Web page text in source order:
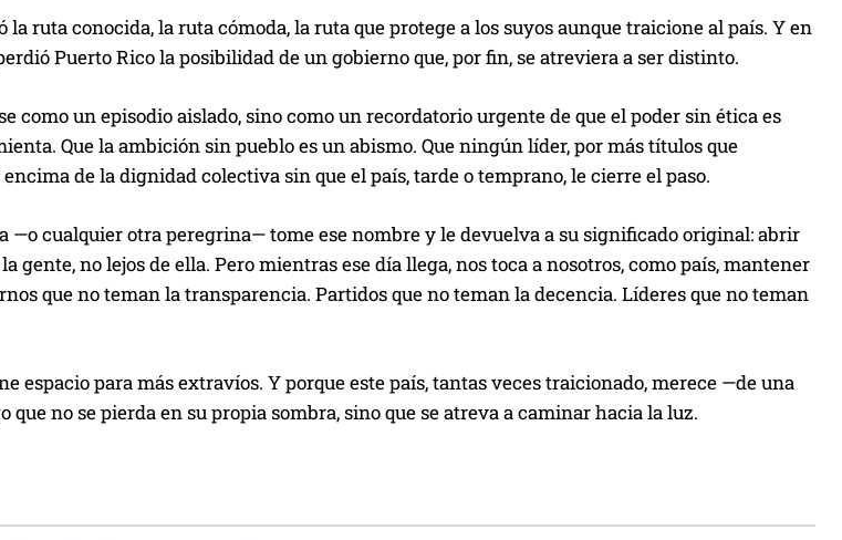
j
a
u
m
e
a
s
ruta conocida, la ruta cómoda, la ruta que protege a los suyos aunque traicione al país. Y en
Puerto Rico la posibilidad de un gobierno que, por fin, se atreviera a ser distinto.
como un episodio aislado, sino como un recordatorio urgente de que el poder sin ética es
Que la ambición sin pueblo es un abismo. Que ningún líder, por más títulos que
de la dignidad colectiva sin que el país, tarde o temprano, le cierre el paso.
—o cualquier otra peregrina— tome ese nombre y le devuelva a su significado original: abrir
gente, no lejos de ella. Pero mientras ese día llega, nos toca a nosotros, como país, mantener
que no teman la transparencia. Partidos que no teman la decencia. Líderes que no teman
espacio para más extravíos. Y porque este país, tantas veces traicionado, merece —de una
no se pierda en su propia sombra, sino que se atreva a caminar hacia la luz.